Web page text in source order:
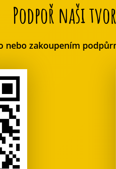
Podpoř naši
nebo zakoupením